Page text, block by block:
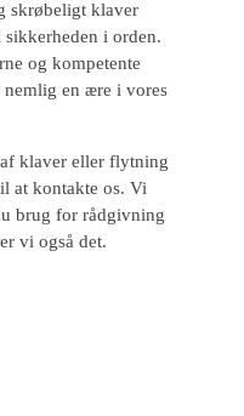
skrøbeligt klaver
sikkerheden i orden.
og kompetente
en ære i vores
klaver eller flytning
at kontakte os. Vi
brug for rådgivning
vi også det.